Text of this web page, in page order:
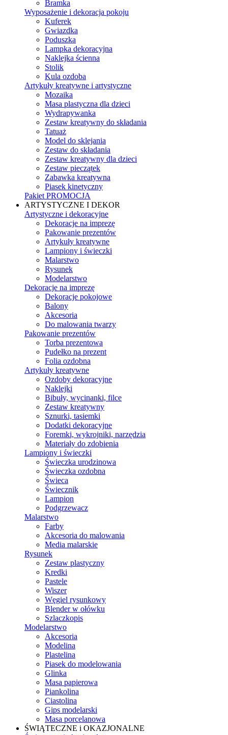
Bramka
Wyposażenie i dekoracja pokoju
Kuferek
Gwiazdka
Poduszka
Lampka dekoracyjna
Naklejka ścienna
Stolik
Kula ozdoba
Artykuły kreatywne i artystyczne
Mozaika
Masa plastyczna dla dzieci
Wydrapywanka
Zestaw kreatywny do składania
Tatuaż
Model do sklejania
Zestaw do składania
Zestaw kreatywny dla dzieci
Zestaw pieczątek
Zabawka kreatywna
Piasek kinetyczny
Pakiet PROMOCJA
ARTYSTYCZNE I DEKOR
Artystyczne i dekoracyjne
Dekoracje na imprezę
Pakowanie prezentów
Artykuły kreatywne
Lampiony i świeczki
Malarstwo
Rysunek
Modelarstwo
Dekoracje na imprezę
Dekoracje pokojowe
Balony
Akcesoria
Do malowania twarzy
Pakowanie prezentów
Torba prezentowa
Pudełko na prezent
Folia ozdobna
Artykuły kreatywne
Ozdoby dekoracyjne
Naklejki
Bibuły, wycinanki, filce
Zestaw kreatywny
Sznurki, tasiemki
Dodatki dekoracyjne
Foremki, wykrojniki, narzędzia
Materiały do zdobienia
Lampiony i świeczki
Świeczka urodzinowa
Świeczka ozdobna
Świeca
Świecznik
Lampion
Podgrzewacz
Malarstwo
Farby
Akcesoria do malowania
Media malarskie
Rysunek
Zestaw plastyczny
Kredki
Pastele
Wiszer
Węgiel rysunkowy
Blender w ołówku
Szlaczkopis
Modelarstwo
Akcesoria
Modelina
Plastelina
Piasek do modelowania
Glinka
Masa papierowa
Piankolina
Ciastolina
Gips modelarski
Masa porcelanowa
ŚWIĄTECZNE i OKAZJONALNE